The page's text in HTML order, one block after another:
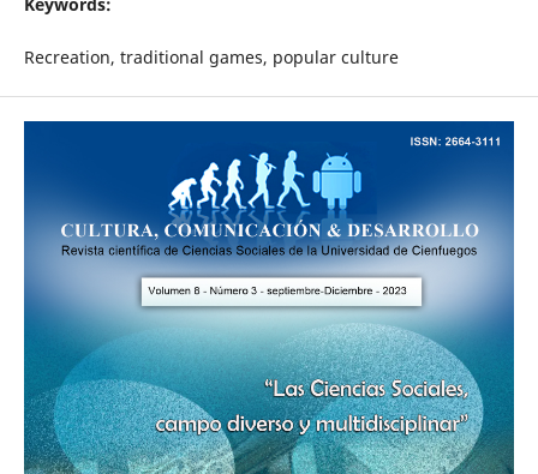
Recreation, traditional games, popular culture